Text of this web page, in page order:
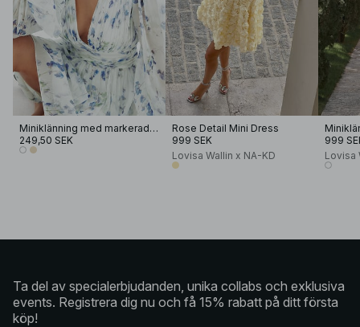
Miniklänning med markerad midja
249,50 SEK
Rose Detail Mini Dress
999 SEK
Lovisa Wallin x NA-KD
999
Lovisa
Ta del av specialerbjudanden, unika collabs och exklusiva
events. Registrera dig nu och få 15% rabatt på ditt första
köp!